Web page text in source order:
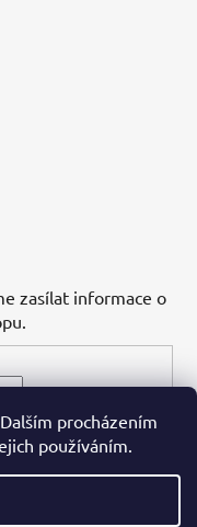
procházením
používáním.
zasílat informace o